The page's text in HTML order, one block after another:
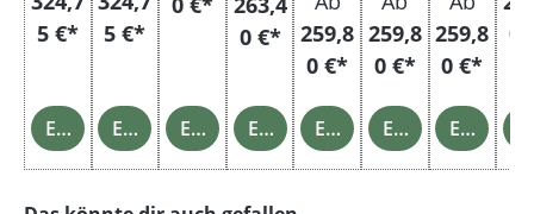
5 €*
Einzelheiten
5 €*
Einzelheiten Einzelheiten
0 €*
Einzelheiten
259,8
0 €*
Einzelheiten
259,8
0 €*
Einzelheiten
259,8
0 €*
Einzelheiten
0